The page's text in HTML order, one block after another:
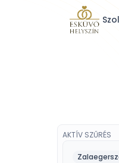
AKTÍV SZŰRÉS